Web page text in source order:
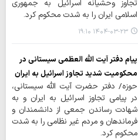
تجاوز وحشیانه اسرائیل به جمهوری
اسلامی ایران را به شدت محکوم کرد.
۱۴۰۴-۰۳-۲۳ ۱۹:۱۰
پیام دفتر آیت الله العظمی سیستانی در
محکومیت شدید تجاوز اسرائیل به ایران
حوزه/ دفتر حضرت آیت الله سیستانی،
در پیامی تجاوز اسرائیل به ایران و به
شهادت رساندن جمعی از دانشمندان و
فرماندهان و مردم غیر نظامی را به شدت
محکوم کرد.